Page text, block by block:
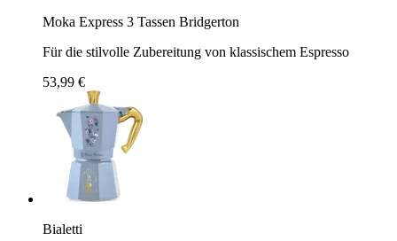
Moka Express 3 Tassen Bridgerton
Für die stilvolle Zubereitung von klassischem Espresso
53,99 €
Bialetti